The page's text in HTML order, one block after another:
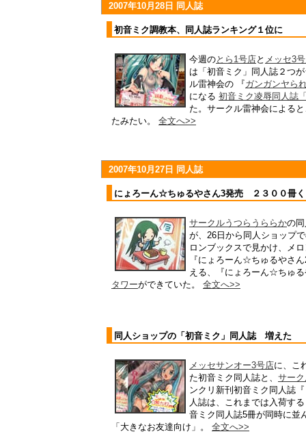
2007年10月28日 同人誌
初音ミク調教本、同人誌ランキング１位に
今週のとら1号店と メッセ3
は「初音ミク」同人誌２つ
ル雷神会の 『ガンガンヤら
になる 初音ミク凌辱同人誌
た。サークル雷神会による
たみたい。 全文へ>>
2007年10月27日 同人誌
にょろーん☆ちゅるやさん3発売 ２３００冊く
サークルうつらうららかの
が、26日から同人ショップ
ロンブックスで見かけ、メ
『にょろーん☆ちゅるやさ
える、『にょろーん☆ちゅ
タワーができていた。 全文へ>>
同人ショップの「初音ミク」同人誌 増えた
メッセサンオー3号店に、こ
た初音ミク同人誌と、 サー
ンクリ新刊初音ミク同人誌
人誌は、これまでは入荷す
音ミク同人誌5冊が同時に並
「大きなお友達向け」。 全文へ>>